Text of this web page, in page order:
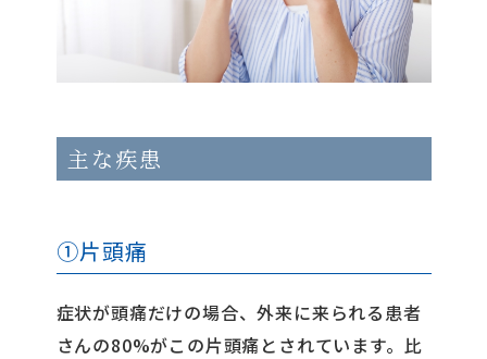
主な疾患
①片頭痛
症状が頭痛だけの場合、外来に来られる患者
さんの80%がこの片頭痛とされています。比